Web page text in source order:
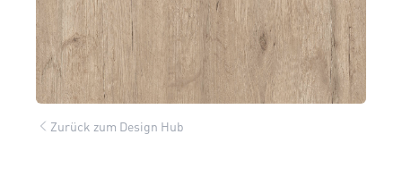
Zurück zum Design Hub